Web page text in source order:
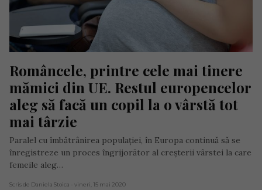
Româncele, printre cele mai tinere
mămici din UE. Restul europencelor
aleg să facă un copil la o vârstă tot
mai târzie
Paralel cu îmbătrânirea populației, în Europa continuă să se
înregistreze un proces îngrijorător al creșterii vârstei la care
femeile aleg…
Scris de Daniela Stoica - vineri, 15 mai 2020